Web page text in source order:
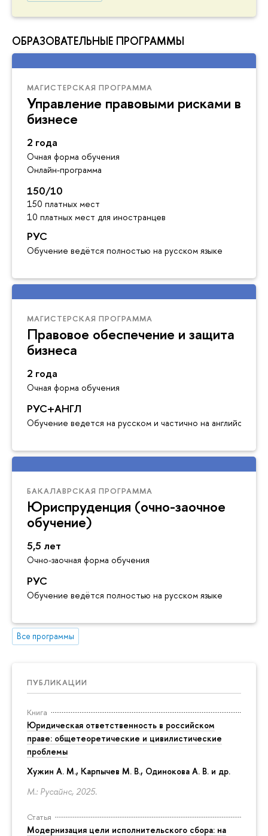
ОБРАЗОВАТЕЛЬНЫЕ ПРОГРАММЫ
МАГИСТЕРСКАЯ ПРОГРАММА
Управление правовыми рисками в
бизнесе
2 года
Очная форма обучения
Онлайн-программа
150/10
150 платных мест
10 платных мест для иностранцев
РУС
Обучение ведётся полностью на русском языке
МАГИСТЕРСКАЯ ПРОГРАММА
Правовое обеспечение и защита
бизнеса
2 года
Очная форма обучения
РУС+АНГЛ
Обучение ведется на русском и частично на английском
БАКАЛАВРСКАЯ ПРОГРАММА
Юриспруденция (очно-заочное
обучение)
5,5 лет
Очно-заочная форма обучения
РУС
Обучение ведётся полностью на русском языке
Все программы
ПУБЛИКАЦИИ
Книга
Юридическая ответственность в российском
праве: общетеоретические и цивилистические
проблемы
Хужин А. М., Карпычев М. В., Одинокова А. В. и др.
М.: Русайнс, 2025.
Статья
Модернизация цели исполнительского сбора: на